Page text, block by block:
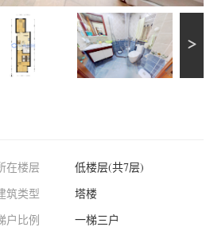
在楼层
低楼层(共7层)
筑类型
塔楼
户比例
一梯三户